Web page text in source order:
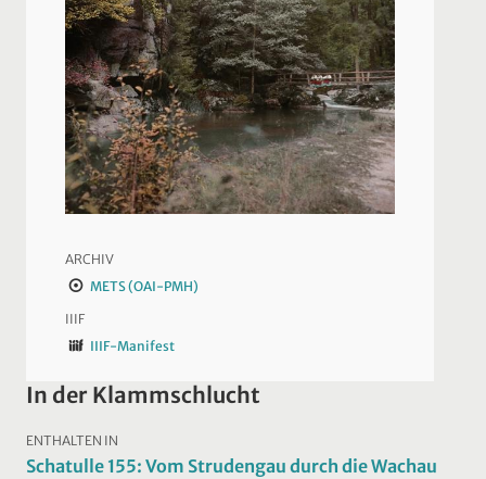
ARCHIV
METS (OAI-PMH)
IIIF
IIIF-Manifest
In der Klammschlucht
ENTHALTEN IN
Schatulle 155: Vom Strudengau durch die Wachau